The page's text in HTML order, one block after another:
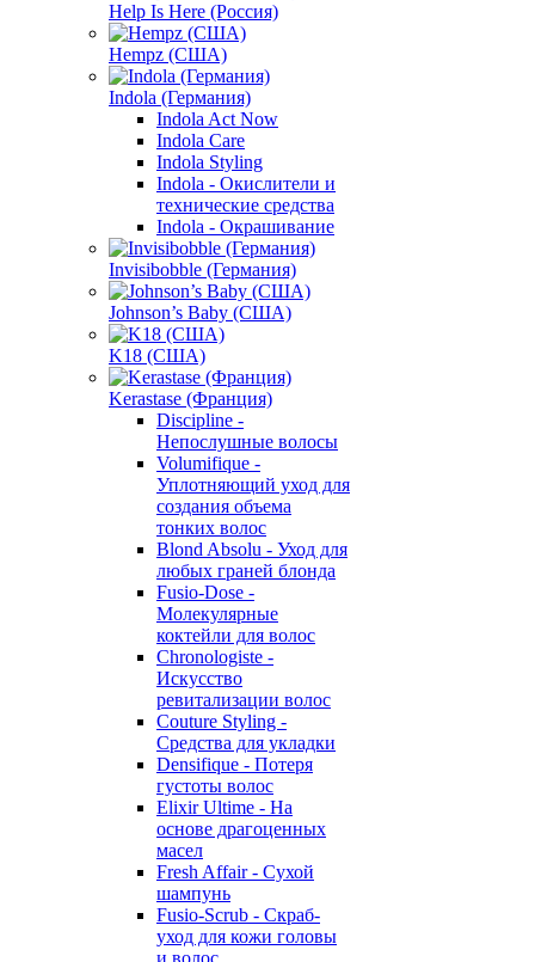
Help Is Here (Россия)
Hempz (США)
Indola (Германия)
Indola Act Now
Indola Care
Indola Styling
Indola - Окислители и
технические средства
Indola - Окрашивание
Invisibobble (Германия)
Johnson’s Baby (США)
K18 (США)
Kerastase (Франция)
Discipline -
Непослушные волосы
Volumifique -
Уплотняющий уход для
создания объема
тонких волос
Blond Absolu - Уход для
любых граней блонда
Fusio-Dose -
Молекулярные
коктейли для волос
Chronologiste -
Искусство
ревитализации волос
Couture Styling -
Средства для укладки
Densifique - Потеря
густоты волос
Elixir Ultime - На
основе драгоценных
масел
Fresh Affair - Сухой
шампунь
Fusio-Scrub - Скраб-
уход для кожи головы
и волос